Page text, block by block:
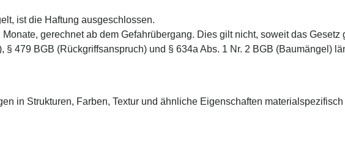
ist die Haftung ausgeschlossen.
gerechnet ab dem Gefahrübergang. Dies gilt nicht, soweit das Gesetz
479 BGB (Rückgriffsanspruch) und § 634a Abs. 1 Nr. 2 BGB (Baumängel)
in Strukturen, Farben, Textur und ähnliche Eigenschaften